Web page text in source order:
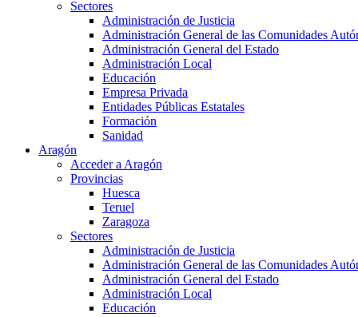
Sectores
Administración de Justicia
Administración General de las Comunidades
Administración General del Estado
Administración Local
Educación
Empresa Privada
Entidades Públicas Estatales
Formación
Sanidad
Aragón
Acceder a Aragón
Provincias
Huesca
Teruel
Zaragoza
Sectores
Administración de Justicia
Administración General de las Comunidades
Administración General del Estado
Administración Local
Educación